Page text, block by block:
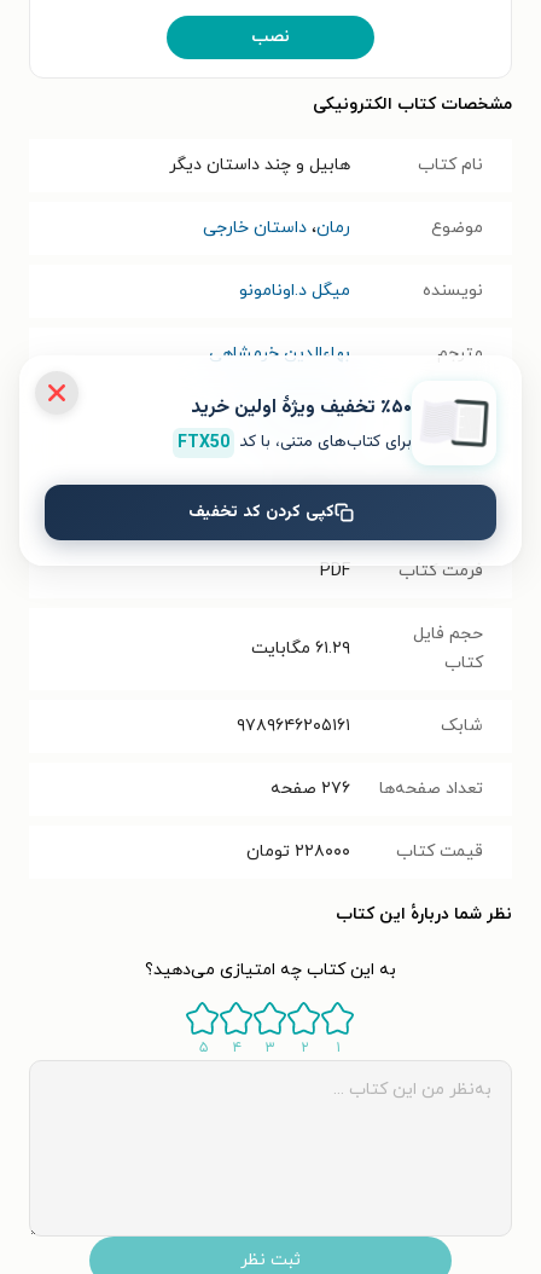
نصب
مشخصات کتاب الکترونیکی
نام کتاب هابیل و چند داستان دیگر
موضوع رمان، داستان خارجی
نویسنده میگل د.اونامونو
مترجم بهاءالدین خرمشاهی
انتشارات ناهید
سال انتشار
فرمت کتاب PDF
حجم فایل
کتاب
۶۱.۲۹ مگابایت
شابک ۹۷۸۹۶۴۶۲۰۵۱۶۱
تعداد صفحه‌ها ۲۷۶ صفحه
قیمت کتاب ۲۲۸۰۰۰ تومان
نظر شما دربارهٔ این کتاب
به این کتاب چه امتیازی می‌دهید؟
۱ ۲ ۳ ۴ ۵
ثبت نظر
٪۵۰ تخفیف ویژۀ اولین خرید
برای کتاب‌های متنی، با کد FTX50
کپی کردن کد تخفیف